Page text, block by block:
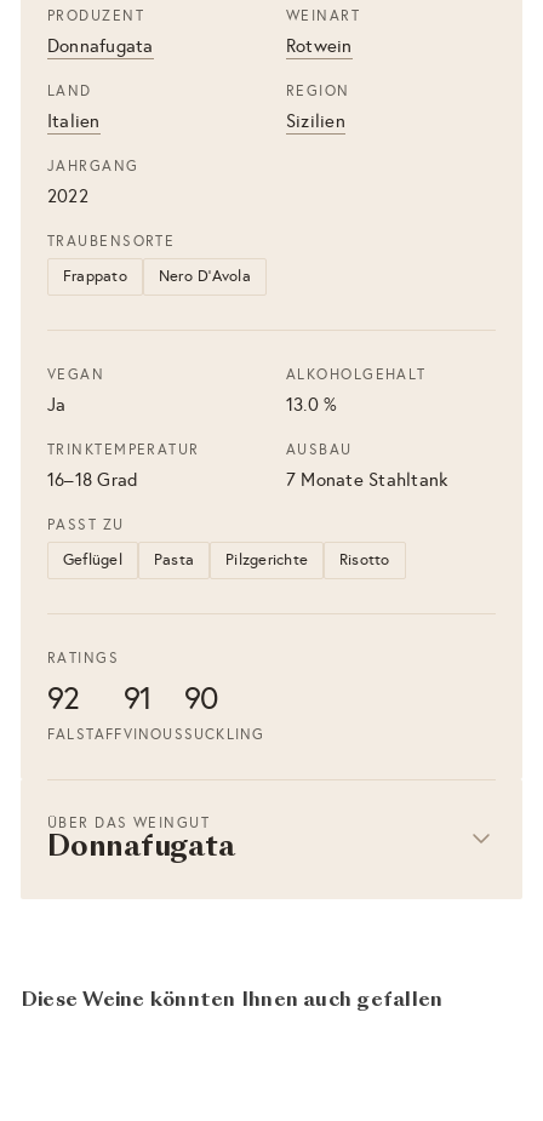
PRODUZENT
Donnafugata
WEINART
Rotwein
LAND
Italien
REGION
Sizilien
JAHRGANG
2022
TRAUBENSORTE
Frappato Nero D'Avola
VEGAN
Ja
ALKOHOLGEHALT
13.0 %
TRINKTEMPERATUR
16–18 Grad
AUSBAU
7 Monate Stahltank
PASST ZU
Geflügel Pasta Pilzgerichte Risotto
RATINGS
92
FALSTAFF
91
VINOUS
90
SUCKLING
ÜBER DAS WEINGUT
Donnafugata
Diese Weine könnten Ihnen auch gefallen